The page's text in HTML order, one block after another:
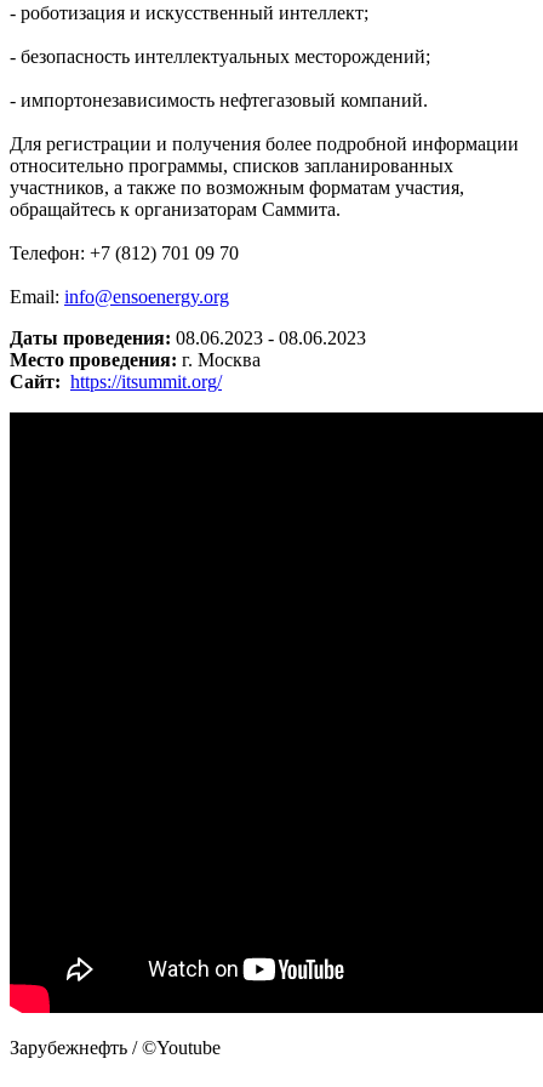
- роботизация и искусственный интеллект;
- безопасность интеллектуальных месторождений;
- импортонезависимость нефтегазовый компаний.
Для регистрации и получения более подробной информации
относительно программы, списков запланированных
участников, а также по возможным форматам участия,
обращайтесь к организаторам Саммита.
Телефон: +7 (812) 701 09 70
Email: info@ensoenergy.org
Даты проведения: 08.06.2023 - 08.06.2023
Место проведения: г. Москва
Сайт: https://itsummit.org/
Зарубежнефть / ©Youtube